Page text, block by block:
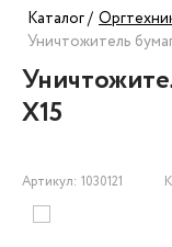
Каталог /
Уничтожитель
X15
Артикул: 1030121